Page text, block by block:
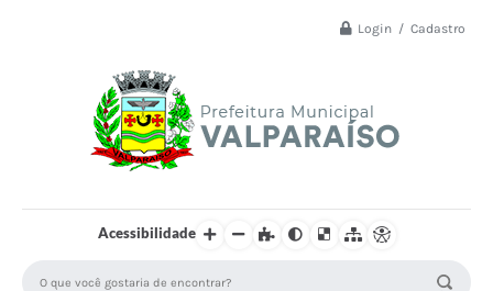
Login / Cadastro
Acessibilidade